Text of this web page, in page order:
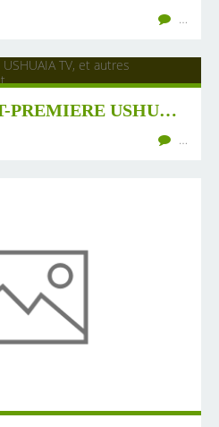
…
[ELZEARD] AVANT-PREMIERE USHUAIA TV, ET AUTRES ÉVÉNEMENTS DU 16 AU 19 AOÛT
…